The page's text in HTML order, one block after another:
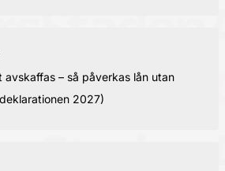
avskaffas – så påverkas lån utan
2027)